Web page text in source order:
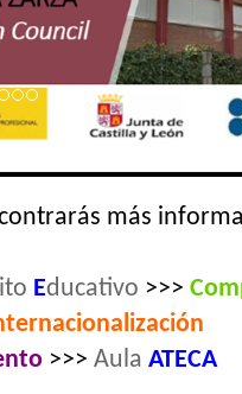
más
Educativo >>>
>>> Aula ATECA